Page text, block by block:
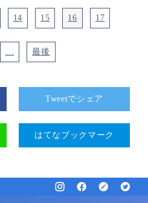
14 15 16 17
最後
Tweetでシェア
はてなブックマーク